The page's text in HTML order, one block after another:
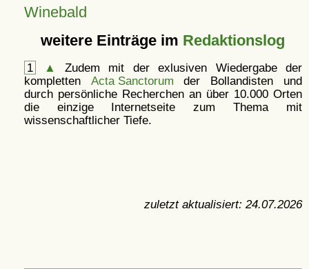
Winebald
weitere Einträge im Redaktionslog
1 ▲
Zudem mit der exlusiven Wiedergabe der
kompletten Acta Sanctorum der Bollandisten und
durch persönliche Recherchen an über 10.000 Orten
die einzige Internetseite zum Thema mit
wissenschaftlicher Tiefe.
zuletzt aktualisiert: 24.07.2026